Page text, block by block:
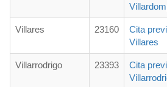
Villares 23160
Cita
Villares
Villarrodrigo 23393
Cita